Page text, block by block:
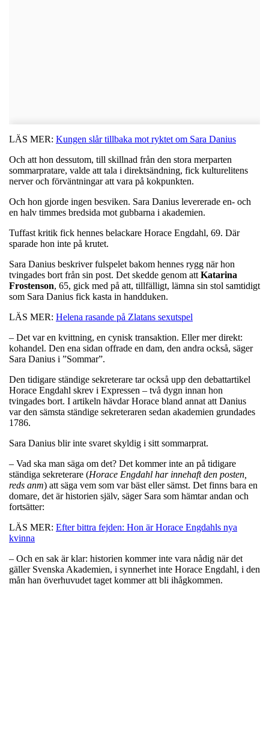
LÄS MER: Kungen slår tillbaka mot ryktet om Sara Danius
Och att hon dessutom, till skillnad från den stora merparten
sommarpratare, valde att tala i direktsändning, fick kulturelitens
nerver och förväntningar att vara på kokpunkten.
Och hon gjorde ingen besviken. Sara Danius levererade en- och
en halv timmes bredsida mot gubbarna i akademien.
Tuffast kritik fick hennes belackare Horace Engdahl, 69. Där
sparade hon inte på krutet.
Sara Danius beskriver fulspelet bakom hennes rygg när hon
tvingades bort från sin post. Det skedde genom att Katarina
Frostenson, 65, gick med på att, tillfälligt, lämna sin stol samtidigt
som Sara Danius fick kasta in handduken.
LÄS MER: Helena rasande på Zlatans sexutspel
– Det var en kvittning, en cynisk transaktion. Eller mer direkt:
kohandel. Den ena sidan offrade en dam, den andra också, säger
Sara Danius i ”Sommar”.
Den tidigare ständige sekreterare tar också upp den debattartikel
Horace Engdahl skrev i Expressen – två dygn innan hon
tvingades bort. I artikeln hävdar Horace bland annat att Danius
var den sämsta ständige sekreteraren sedan akademien grundades
1786.
Sara Danius blir inte svaret skyldig i sitt sommarprat.
– Vad ska man säga om det? Det kommer inte an på tidigare
ständiga sekreterare (Horace Engdahl har innehaft den posten,
reds anm) att säga vem som var bäst eller sämst. Det finns bara en
domare, det är historien själv, säger Sara som hämtar andan och
fortsätter:
LÄS MER: Efter bittra fejden: Hon är Horace Engdahls nya
kvinna
– Och en sak är klar: historien kommer inte vara nådig när det
gäller Svenska Akademien, i synnerhet inte Horace Engdahl, i den
mån han överhuvudet taget kommer att bli ihågkommen.